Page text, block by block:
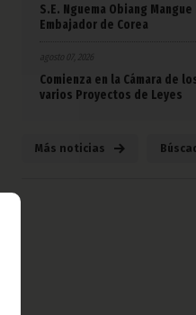
S.E. Nguema Obiang
Embajador de Corea
agosto 07, 2026
Comienza en la Cámara de
varios Proyectos de Leyes
Más noticias